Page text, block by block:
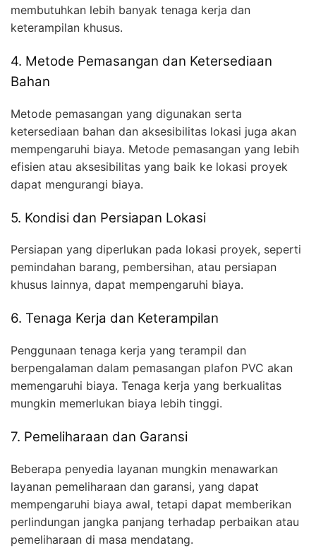
membutuhkan lebih banyak tenaga kerja dan
keterampilan khusus.
4. Metode Pemasangan dan Ketersediaan
Bahan
Metode pemasangan yang digunakan serta
ketersediaan bahan dan aksesibilitas lokasi juga akan
mempengaruhi biaya. Metode pemasangan yang lebih
efisien atau aksesibilitas yang baik ke lokasi proyek
dapat mengurangi biaya.
5. Kondisi dan Persiapan Lokasi
Persiapan yang diperlukan pada lokasi proyek, seperti
pemindahan barang, pembersihan, atau persiapan
khusus lainnya, dapat mempengaruhi biaya.
6. Tenaga Kerja dan Keterampilan
Penggunaan tenaga kerja yang terampil dan
berpengalaman dalam pemasangan plafon PVC akan
memengaruhi biaya. Tenaga kerja yang berkualitas
mungkin memerlukan biaya lebih tinggi.
7. Pemeliharaan dan Garansi
Beberapa penyedia layanan mungkin menawarkan
layanan pemeliharaan dan garansi, yang dapat
mempengaruhi biaya awal, tetapi dapat memberikan
perlindungan jangka panjang terhadap perbaikan atau
pemeliharaan di masa mendatang.